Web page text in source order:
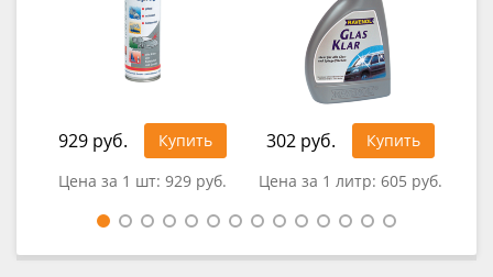
929 руб.
Купить
Цена за 1 шт: 929 руб.
302 руб.
Купить
Цена за 1 литр: 605 руб.